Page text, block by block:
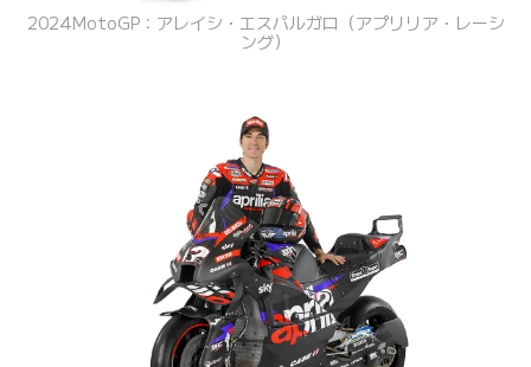
2024MotoGP：アレイシ・エスパルガロ（アプリリア・レーシ
ング）